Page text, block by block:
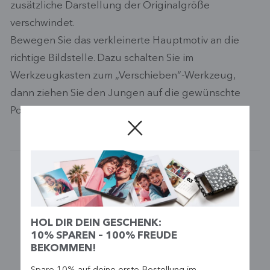
zusätzliche Darstellung der Originalgröße
verschwindet.
Bewegen Sie das verkleinerte Hauptmotiv an die
richtige Bildstelle. Dazu schalten Sie im
Werkzeugkasten zum „Verschieben“-Werkzeug,
dann ziehen Sie den Jungen auf die gewünschte
Position.
Optimiere & bearbeite deine Fotos mit diesen
Tools:
HOL DIR DEIN GESCHENK:
10% SPAREN – 100% FREUDE
BEKOMMEN!